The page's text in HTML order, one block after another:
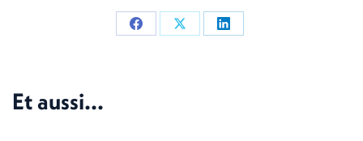
PartagerPartagerPartager
Et aussi...